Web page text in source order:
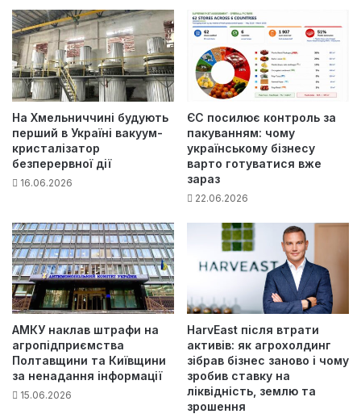
На Хмельниччині будують
перший в Україні вакуум-
кристалізатор
безперервної дії
16.06.2026
ЄС посилює контроль за
пакуванням: чому
українському бізнесу
варто готуватися вже
зараз
22.06.2026
АМКУ наклав штрафи на
агропідприємства
Полтавщини та Київщини
за ненадання інформації
15.06.2026
HarvEast після втрати
активів: як агрохолдинг
зібрав бізнес заново і чому
зробив ставку на
ліквідність, землю та
зрошення